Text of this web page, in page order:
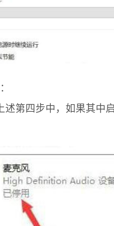
第四步中，如果其中